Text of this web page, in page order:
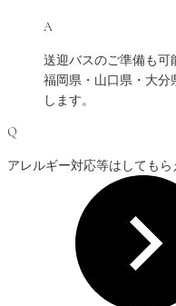
A
送迎バスのご準備も可
福岡県・山口県・大分
します。
Q
アレルギー対応等はしてもら